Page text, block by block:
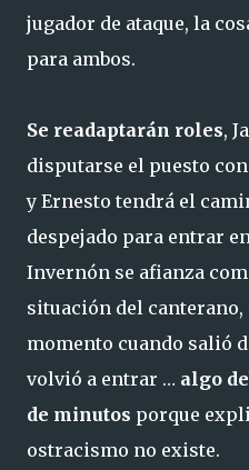
jugador de ataque, la
para ambos.
Se readaptarán roles,
disputarse el puesto
y Ernesto tendrá el
despejado para entrar
Invernón se afianza
situación del canterano,
momento cuando salió
volvió a entrar … algo
de minutos porque
ostracismo no existe.